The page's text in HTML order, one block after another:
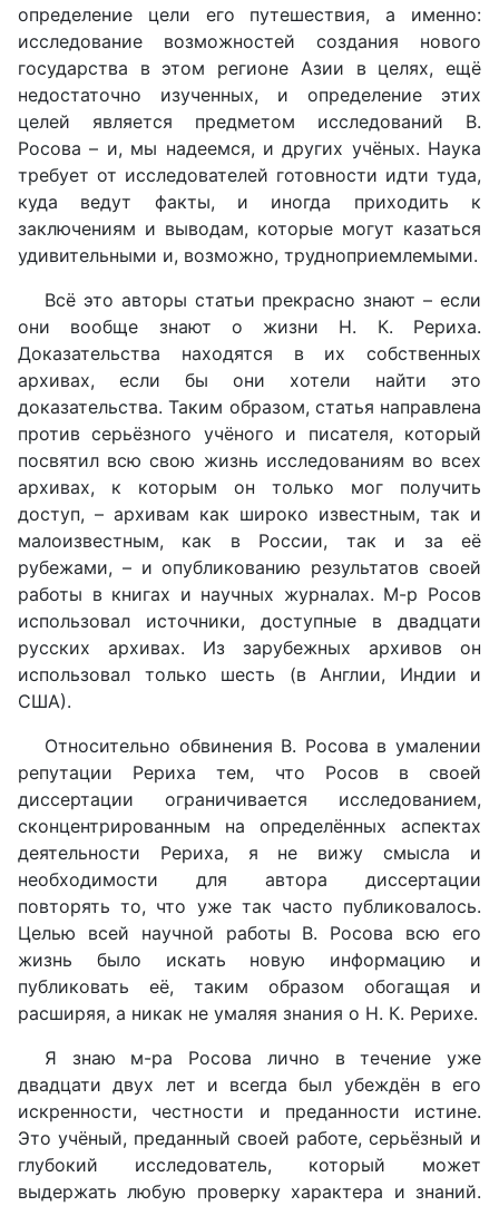
определение цели его путешествия, а именно:
исследование возможностей создания нового
государства в этом регионе Азии в целях, ещё
недостаточно изученных, и определение этих
целей является предметом исследований В.
Росова – и, мы надеемся, и других учёных. Наука
требует от исследователей готовности идти туда,
куда ведут факты, и иногда приходить к
заключениям и выводам, которые могут казаться
удивительными и, возможно, трудноприемлемыми.
Всё это авторы статьи прекрасно знают – если
они вообще знают о жизни Н. К. Рериха.
Доказательства находятся в их собственных
архивах, если бы они хотели найти это
доказательства. Таким образом, статья направлена
против серьёзного учёного и писателя, который
посвятил всю свою жизнь исследованиям во всех
архивах, к которым он только мог получить
доступ, – архивам как широко известным, так и
малоизвестным, как в России, так и за её
рубежами, – и опубликованию результатов своей
работы в книгах и научных журналах. М-р Росов
использовал источники, доступные в двадцати
русских архивах. Из зарубежных архивов он
использовал только шесть (в Англии, Индии и
США).
Относительно обвинения В. Росова в умалении
репутации Рериха тем, что Росов в своей
диссертации ограничивается исследованием,
сконцентрированным на определённых аспектах
деятельности Рериха, я не вижу смысла и
необходимости для автора диссертации
повторять то, что уже так часто публиковалось.
Целью всей научной работы В. Росова всю его
жизнь было искать новую информацию и
публиковать её, таким образом обогащая и
расширяя, а никак не умаляя знания о Н. К. Рерихе.
Я знаю м-ра Росова лично в течение уже
двадцати двух лет и всегда был убеждён в его
искренности, честности и преданности истине.
Это учёный, преданный своей работе, серьёзный и
глубокий исследователь, который может
выдержать любую проверку характера и знаний.